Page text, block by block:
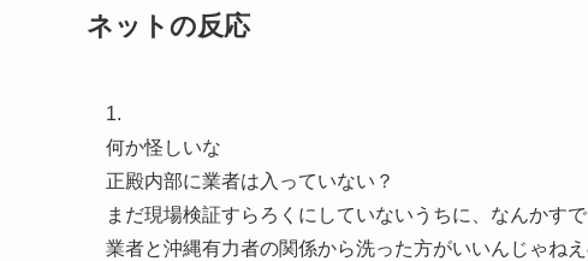
ネットの反応
1.
何か怪しいな
正殿内部に業者は入っていない？
まだ現場検証すらろくにしていないうちに、なんかす
業者と沖縄有力者の関係から洗った方がいいんじゃねえ